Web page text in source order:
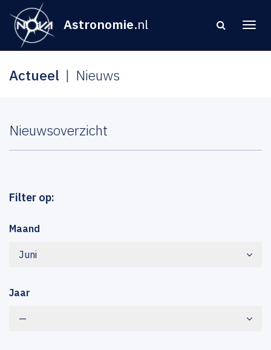
Astronomie.nl
Actueel Nieuws
Nieuwsoverzicht
Filter op:
Maand
Juni
Jaar
—